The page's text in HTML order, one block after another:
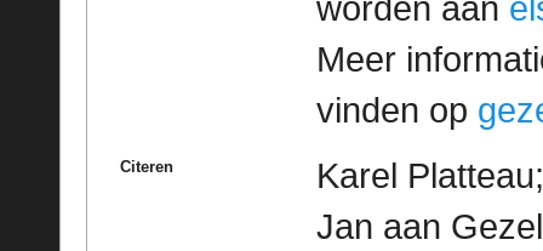
worden aan
Meer
vinden op
Citeren
Karel
Jan aan